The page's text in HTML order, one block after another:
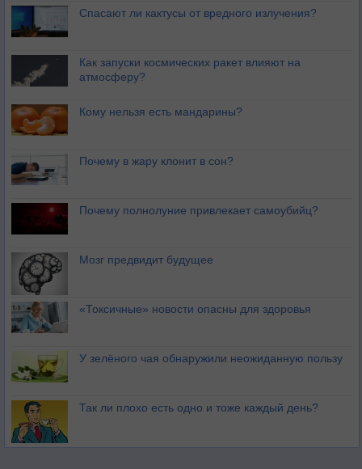
Спасают ли кактусы от вредного излучения?
Как запуски космических ракет влияют на
атмосферу?
Кому нельзя есть мандарины?
Почему в жару клонит в сон?
Почему полнолуние привлекает самоубийц?
Мозг предвидит будущее
«Токсичные» новости опасны для здоровья
У зелёного чая обнаружили неожиданную пользу
Так ли плохо есть одно и тоже каждый день?